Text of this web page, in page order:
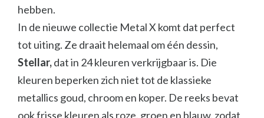
hebben.
In de nieuwe collectie Metal X komt dat perfect
tot uiting. Ze draait helemaal om één dessin,
Stellar,dat in 24 kleuren verkrijgbaar is. Die
kleuren beperken zich niet tot de klassieke
metallics goud, chroom en koper. De reeks bevat
ook frisse kleuren als roze, groen en blauw, zodat